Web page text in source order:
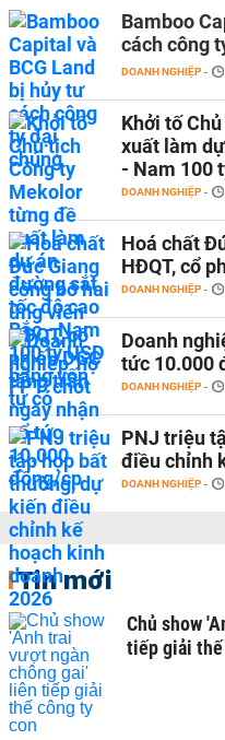
Bamboo
cách công
DOANH NGHIỆP -
Khởi tố
xuất làm
- Nam 100
DOANH NGHIỆP -
Hoá chất
HĐQT, cổ
DOANH NGHIỆP -
Doanh
tức 10.000
DOANH NGHIỆP -
PNJ triệu
điều chỉnh
DOANH NGHIỆP -
Tin mới
Chủ show
tiếp giải